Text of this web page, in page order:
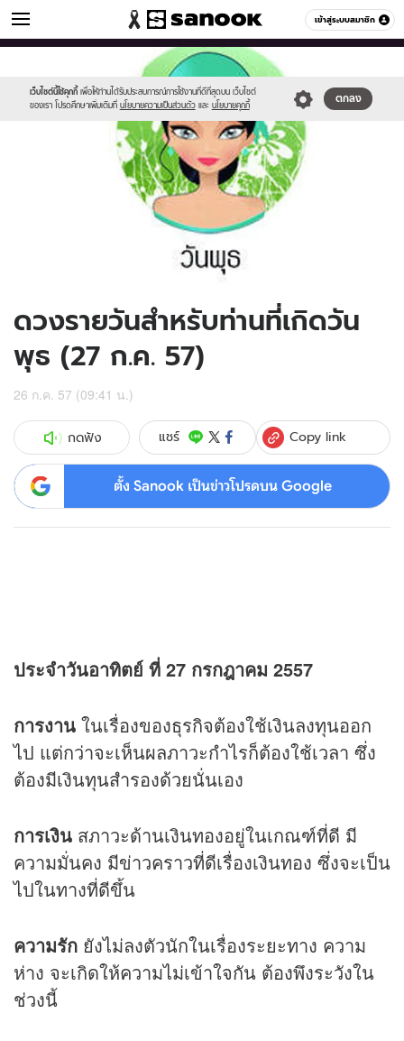
เข้าสู่ระบบสมาชิก
ดูดวง หมวดอื่นๆ
เว็บไซต์นี้ใช้คุกกี้ เพื่อให้ท่านได้รับประสบการณ์การใช้งานที่ดีที่สุดบน เว็บไซต์
ของเรา โปรดศึกษาเพิ่มเติมที่ นโยบายความเป็นส่วนตัว และ นโยบายคุกกี้
ตกลง
//s.isanook.com/sr/0/images/logo-
sanook.png
//s.isanook.com/ho/0/ud/13/67629/170-
ดวงรายวันสำหรับท่านที่เกิดวัน
พุธ (27 ก.ค. 57)
26 ก.ค. 57 (09:41 น.)
กดฟัง แชร์ Copy link
ตั้ง Sanook เป็นข่าวโปรดบน Google
ประจำวันอาทิตย์ ที่ 27 กรกฎาคม 2557
การงาน ในเรื่องของธุรกิจต้องใช้เงินลงทุนออก
ไป แต่กว่าจะเห็นผลภาวะกำไรก็ต้องใช้เวลา ซึ่ง
ต้องมีเงินทุนสำรองด้วยนั่นเอง
การเงิน สภาวะด้านเงินทองอยู่ในเกณฑ์ที่ดี มี
ความมั่นคง มีข่าวคราวที่ดีเรื่องเงินทอง ซึ่งจะเป็น
ไปในทางที่ดีขึ้น
ความรัก ยังไม่ลงตัวนักในเรื่องระยะทาง ความ
ห่าง จะเกิดให้ความไม่เข้าใจกัน ต้องพึงระวังใน
ช่วงนี้